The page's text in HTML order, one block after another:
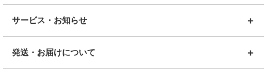
サービス・お知らせ
発送・お届けについて